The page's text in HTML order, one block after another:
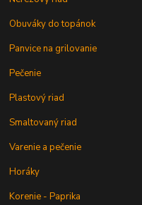
Obuváky do topánok
Panvice na grilovanie
Pečenie
Plastový riad
Smaltovaný riad
Varenie a pečenie
Horáky
Korenie - Paprika